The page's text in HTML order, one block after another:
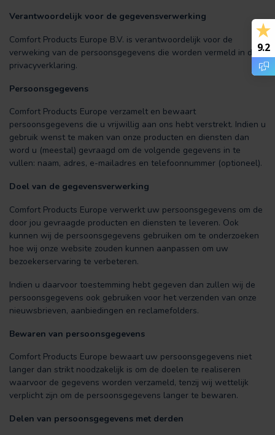
Verantwoordelijk voor de gegevensverwerking
Comfort Products Europe B.V. is verantwoordelijk voor de
verweking van de persoonsgegevens die worden vermeld in deze
privacyverklaring.
Persoonsgegevens
Comfort Products Europe verzamelt en bewaart
persoonsgegevens die u vrijwillig aan ons hebt verstrekt. Indien u
gebruik wenst te maken van onze producten en diensten dan
word u (meestal) gevraagd om de volgende gegevens in te
vullen: naam, adres, e-mailadres en telefoonnummer (optioneel).
Doel van de gegevensverwerking
Comfort Products Europe verwerkt uw persoonsgegevens om de
door jou gevraagde producten en diensten te leveren. Ook
kunnen wij de persoonsgegevens gebruiken om te onderzoeken
hoe wij onze website zouden kunnen aanpassen om uw
bezoekerservaring te verbeteren.
Indien u daarvoor toestemming hebt gegeven dan zullen wij de
persoonsgegevens ook gebruiken voor het verzenden van onze
nieuwsbrieven, aanbiedingen en reclamefolders.
Bewaren van persoonsgegevens
Comfort Products Europe bewaart uw persoonsgegevens niet
langer dan strikt noodzakelijk is om de doelen te realiseren
waarvoor de gegevens worden verzameld, tenzij wij wettelijk
verplicht zijn om de persoonsgegevens langer te bewaren.
Delen van persoonsgegevens met derden
9.2